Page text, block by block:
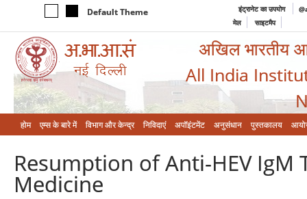
Default Theme इंट्रानेट का उपयोग
मेल
साइटमैप
अखिल भारतीय
All India
होम एम्‍स के बारे में विभाग और केन्‍द्र निविदाएं अपॉइंटमेंट अनुसंधान पुस्तकालय
Resumption of Anti-HEV
Medicine